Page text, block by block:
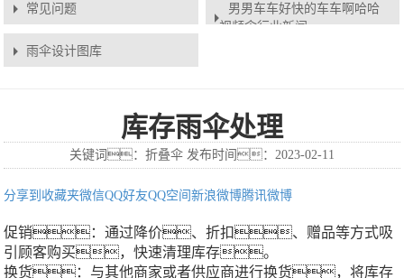
常见问题
男男车车好快的车车啊哈哈
视频伞行业新闻
雨伞设计图库
库存雨伞处理
关键词：折叠伞 发布时间：2023-02-11
分享到 收藏夹微信QQ好友QQ空间新浪微博腾讯微博
促销：通过降价、折扣、赠品等方式吸
引顾客购买，快速清理库存。
换货：与其他商家或者供应商进行换货，将库存